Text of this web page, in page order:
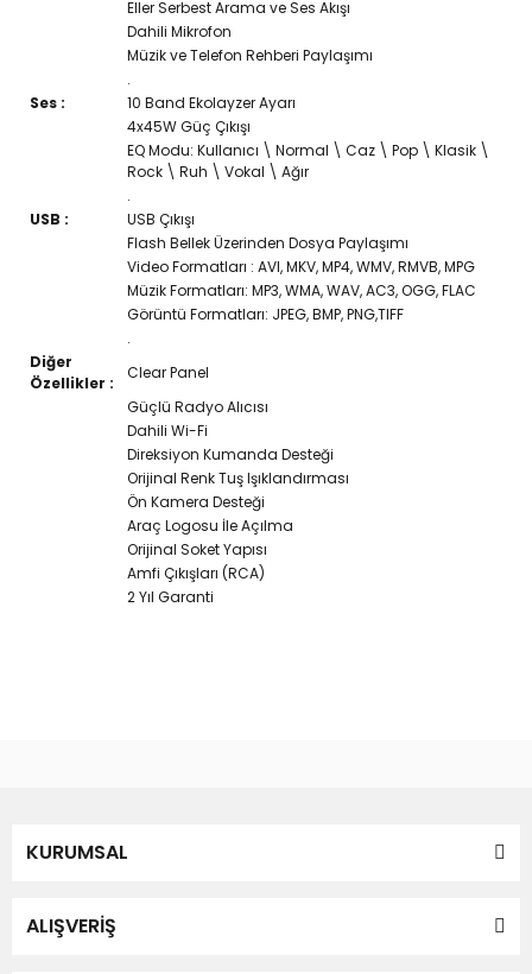
Eller Serbest Arama ve Ses Akışı
Dahili Mikrofon
Müzik ve Telefon Rehberi Paylaşımı
.
Ses :
10 Band Ekolayzer Ayarı
4x45W Güç Çıkışı
EQ Modu: Kullanıcı \ Normal \ Caz \ Pop \ Klasik \
Rock \ Ruh \ Vokal \ Ağır
.
USB :
USB Çıkışı
Flash Bellek Üzerinden Dosya Paylaşımı
Video Formatları : AVI, MKV, MP4, WMV, RMVB, MPG
Müzik Formatları: MP3, WMA, WAV, AC3, OGG, FLAC
Görüntü Formatları: JPEG, BMP, PNG,TIFF
.
Diğer
Özellikler :
Clear Panel
Güçlü Radyo Alıcısı
Dahili Wi-Fi
Direksiyon Kumanda Desteği
Orijinal Renk Tuş Işıklandırması
Ön Kamera Desteği
Araç Logosu İle Açılma
Orijinal Soket Yapısı
Amfi Çıkışları (RCA)
2 Yıl Garanti
Ürün resmi kalitesiz, bozuk veya görüntülenemiyor.
Ürün bilgilerinde hatalar bulunuyor.
KURUMSAL
ALIŞVERİŞ